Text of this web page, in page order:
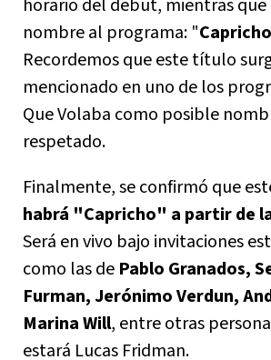
horario del debut, mientras que
nombre al programa: "Capricho
Recordemos que este título
mencionado en uno de los
Que Volaba como posible
respetado.
Finalmente, se confirmó que
habrá "Capricho" a partir de
Será en vivo bajo invitaciones
como las de Pablo Granados,
Furman, Jerónimo Verdun,
Marina Will, entre otras
estará Lucas Fridman.